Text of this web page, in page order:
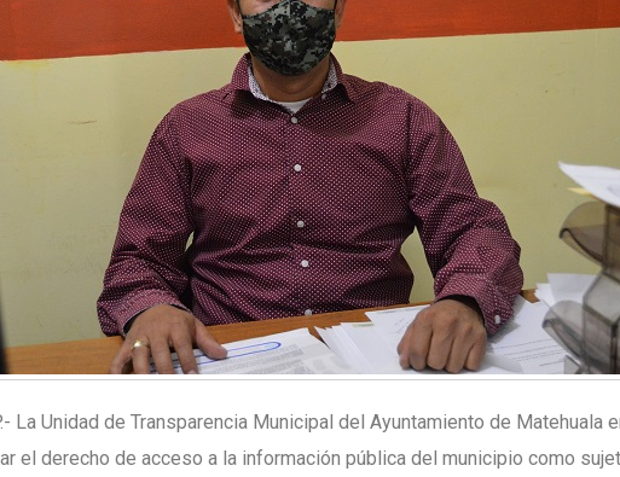
La Unidad de Transparencia Municipal del Ayuntamiento de Matehuala
el derecho de acceso a la información pública del municipio como